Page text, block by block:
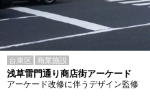
台東区 商業施設
浅草雷門通り商店街アーケード
アーケード改修に伴うデザイン監修